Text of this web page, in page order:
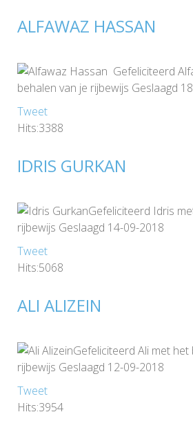
ALFAWAZ HASSAN
Gefeliciteerd
behalen van je rijbewijs Geslaagd
Tweet
Hits:3388
IDRIS GURKAN
Gefeliciteerd Idris
rijbewijs Geslaagd 14-09-2018
Tweet
Hits:5068
ALI ALIZEIN
Gefeliciteerd Ali met het
rijbewijs Geslaagd 12-09-2018
Tweet
Hits:3954